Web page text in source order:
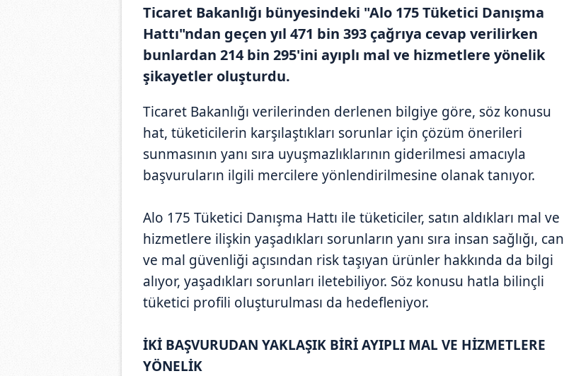
Ticaret Bakanlığı bünyesindeki "Alo 175 Tüketici Danışma
Hattı"ndan geçen yıl 471 bin 393 çağrıya cevap verilirken
bunlardan 214 bin 295'ini ayıplı mal ve hizmetlere yönelik
şikayetler oluşturdu.
Ticaret Bakanlığı verilerinden derlenen bilgiye göre, söz konusu
hat, tüketicilerin karşılaştıkları sorunlar için çözüm önerileri
sunmasının yanı sıra uyuşmazlıklarının giderilmesi amacıyla
başvuruların ilgili mercilere yönlendirilmesine olanak tanıyor.
Alo 175 Tüketici Danışma Hattı ile tüketiciler, satın aldıkları mal ve
hizmetlere ilişkin yaşadıkları sorunların yanı sıra insan sağlığı, can
ve mal güvenliği açısından risk taşıyan ürünler hakkında da bilgi
alıyor, yaşadıkları sorunları iletebiliyor. Söz konusu hatla bilinçli
tüketici profili oluşturulması da hedefleniyor.
İKİ BAŞVURUDAN YAKLAŞIK BİRİ AYIPLI MAL VE HİZMETLERE
YÖNELİK